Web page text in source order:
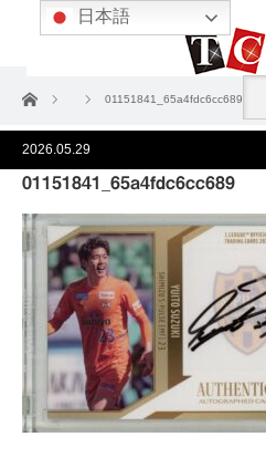
ホーム 01151841_65a4fdc6cc689
2026.05.29
01151841_65a4fdc6cc689
日本語